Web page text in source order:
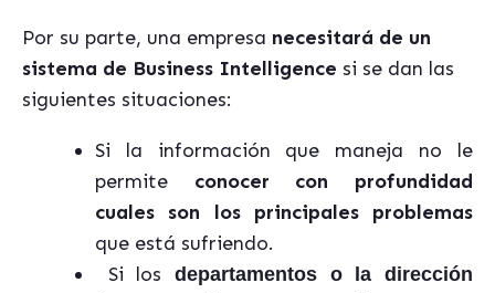
Por su parte, una empresa necesitará de un
sistema de Business Intelligence si se dan las
siguientes situaciones:
Si la información que maneja no le
permite conocer con profundidad
cuales son los principales problemas
que está sufriendo.
Si los departamentos o la dirección